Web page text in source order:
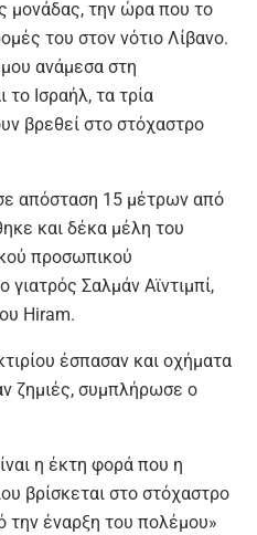
μονάδας, την ώρα που το
του στον νότιο Λίβανο.
ανάμεσα στη
το Ισραήλ, τα τρία
βρεθεί στο στόχαστρο
απόσταση 15 μέτρων από
και δέκα μέλη του
προσωπικού
Σαλμάν Αϊντιμπί,
Hiram.
έσπασαν και οχήματα
ζημιές, συμπλήρωσε ο
η έκτη φορά που η
βρίσκεται στο στόχαστρο
την έναρξη του πολέμου»